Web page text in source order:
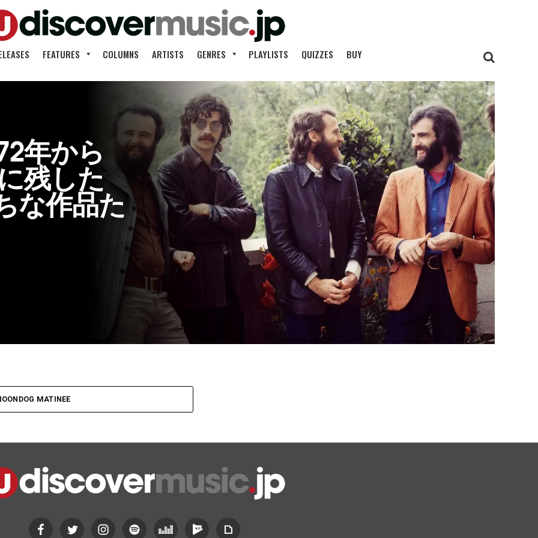
FEATURES COLUMNS ARTISTS GENRES PLAYLISTS QUIZZES BUY
年から
残した
な作品た
MATINEE